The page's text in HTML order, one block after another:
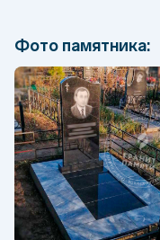
Фото памятника: